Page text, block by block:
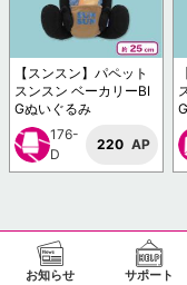
お知らせ サポート
【スンスン】パペット
スンスン ベーカリーBI
Gぬいぐるみ
176-
D
220 AP